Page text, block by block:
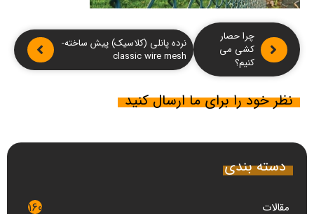
چرا حصار
کشی می
کنیم؟
نرده پانلی (کلاسیک) پیش ساخته-
classic wire mesh
نظر خود را برای ما ارسال کنید
دسته بندی
مقالات 160